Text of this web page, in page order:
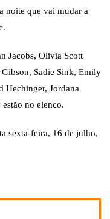
noite que vai mudar a
Jacobs, Olivia Scott
Sadie Sink, Emily
Hechinger, Jordana
no elenco.
sexta-feira, 16 de julho,